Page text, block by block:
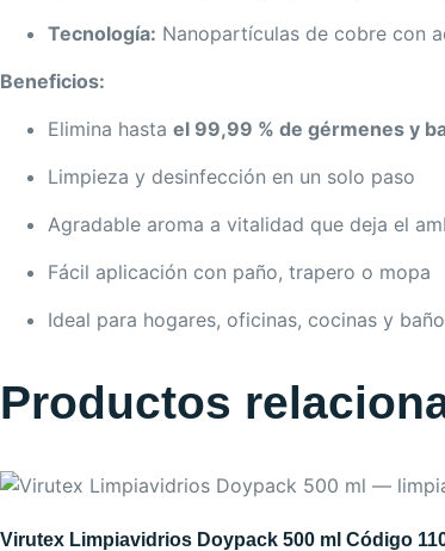
Tecnología: Nanopartículas de cobre con
Beneficios:
Elimina hasta el 99,99 % de gérmenes y
Limpieza y desinfección en un solo paso
Agradable aroma a vitalidad que deja el
Fácil aplicación con paño, trapero o mopa
Ideal para hogares, oficinas, cocinas y
Productos
Virutex Limpiavidrios Doypack 500 ml Código